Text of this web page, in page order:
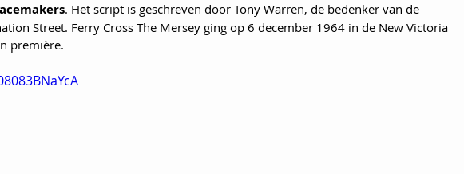
. Het script is geschreven door Tony Warren, de bedenker van de
Street. Ferry Cross The Mersey ging op 6 december 1964 in de New Victoria
première.